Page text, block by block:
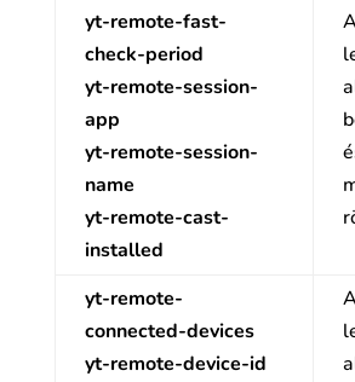
yt-remote-fast-
check-period
yt-remote-session-
app
yt-remote-session-
name
yt-remote-cast-
installed
yt-remote-
connected-devices
yt-remote-device-id